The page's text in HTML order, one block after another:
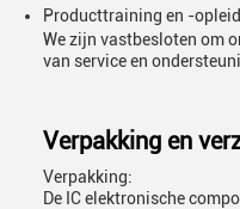
Producttraining en -
We zijn vastbesloten om
van service en
Verpakking en
Verpakking:
De IC elektronische